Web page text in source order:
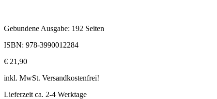
Gebundene Ausgabe: 192 Seiten
ISBN: 978-3990012284
€ 21,90
inkl. MwSt. Versandkostenfrei!
Lieferzeit ca. 2-4 Werktage